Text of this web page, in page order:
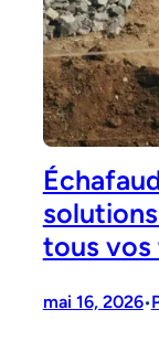
tous vos
mai 16, 2026•